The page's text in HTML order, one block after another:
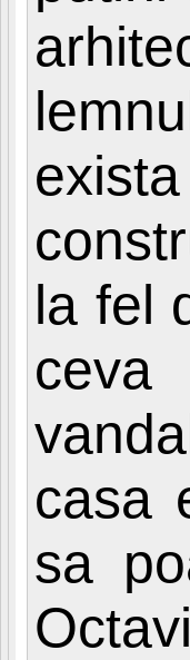
la fel
casa
sa